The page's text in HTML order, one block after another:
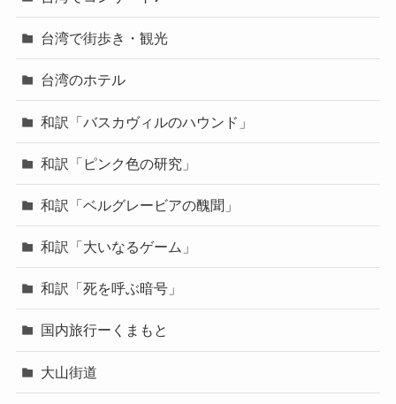
台湾で街歩き・観光
台湾のホテル
和訳「バスカヴィルのハウンド」
和訳「ピンク色の研究」
和訳「ベルグレービアの醜聞」
和訳「大いなるゲーム」
和訳「死を呼ぶ暗号」
国内旅行ーくまもと
大山街道